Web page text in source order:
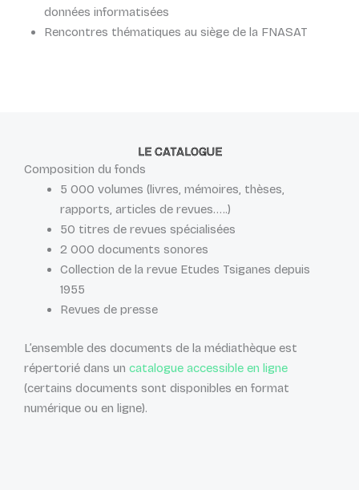
données informatisées
Rencontres thématiques au siège de la FNASAT
LE CATALOGUE
Composition du fonds
5 000 volumes (livres, mémoires, thèses,
rapports, articles de revues…..)
50 titres de revues spécialisées
2 000 documents sonores
Collection de la revue Etudes Tsiganes depuis
1955
Revues de presse
L’ensemble des documents de la médiathèque est
répertorié dans un catalogue accessible en ligne
(certains documents sont disponibles en format
numérique ou en ligne).